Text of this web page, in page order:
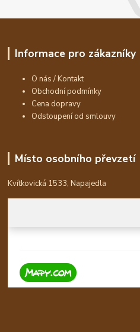
Informace pro zákazníky
O nás / Kontakt
Obchodní podmínky
Cena dopravy
Odstoupení od smlouvy
Místo osobního převzetí
Kvítkovická 1533, Napajedla